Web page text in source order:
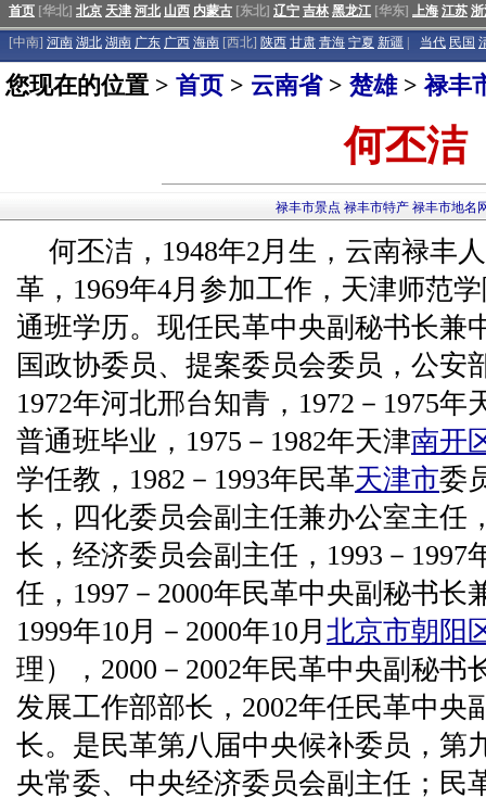
首页 [华北] 北京 天津 河北 山西 内蒙古 [东北] 辽宁 吉林 黑龙江 [华东] 上海 江苏
[中南] 河南 湖北 湖南 广东 广西 海南 [西北] 陕西 甘肃 青海 宁夏 新疆 当代 民国
您现在的位置 > 首页 > 云南省> 楚雄>禄丰
何丕洁
禄丰市景点 禄丰市特产 禄丰市地名
何丕洁，1948年2月生，云南禄丰
革，1969年4月参加工作，天津师范
通班学历。现任民革中央副秘书长兼
国政协委员、提案委员会委员，公安
1972年河北邢台知青，1972－1975
普通班毕业，1975－1982年天津南开
学任教，1982－1993年民革天津市委
长，四化委员会副主任兼办公室主任
长，经济委员会副主任，1993－1997
任，1997－2000年民革中央副秘书长
1999年10月－2000年10月 北京市朝阳
理），2000－2002年民革中央副秘书
发展工作部部长，2002年任民革中央
长。是民革第八届中央候补委员，第
央常委、中央经济委员会副主任；民